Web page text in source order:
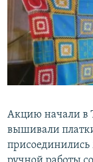
​Акцию начали в
вышивали
присоединились